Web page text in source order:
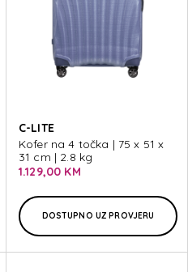
C-LITE
Kofer na 4 točka | 75 x 51 x
31 cm | 2.8 kg
1.129,00 KM
DOSTUPNO UZ PROVJERU